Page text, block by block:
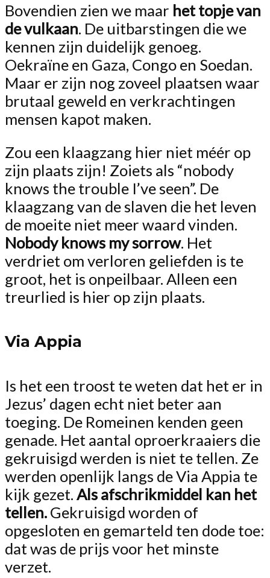
Bovendien zien we maar het topje van
de vulkaan. De uitbarstingen die we
kennen zijn duidelijk genoeg.
Oekraïne en Gaza, Congo en Soedan.
Maar er zijn nog zoveel plaatsen waar
brutaal geweld en verkrachtingen
mensen kapot maken.
Zou een klaagzang hier niet méér op
zijn plaats zijn! Zoiets als “nobody
knows the trouble I’ve seen”. De
klaagzang van de slaven die het leven
de moeite niet meer waard vinden.
Nobody knows my sorrow. Het
verdriet om verloren geliefden is te
groot, het is onpeilbaar. Alleen een
treurlied is hier op zijn plaats.
Via Appia
Is het een troost te weten dat het er in
Jezus’ dagen echt niet beter aan
toeging. De Romeinen kenden geen
genade. Het aantal oproerkraaiers die
gekruisigd werden is niet te tellen. Ze
werden openlijk langs de Via Appia te
kijk gezet. Als afschrikmiddel kan het
tellen. Gekruisigd worden of
opgesloten en gemarteld ten dode toe:
dat was de prijs voor het minste
verzet.